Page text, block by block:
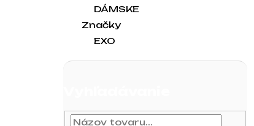
DÁMSKE
Značky
EXO